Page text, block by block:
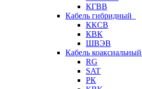
КГВВ
Кабель гибридный
ККСВ
КВК
ШВЭВ
Кабель коаксиальный
RG
SAT
РК